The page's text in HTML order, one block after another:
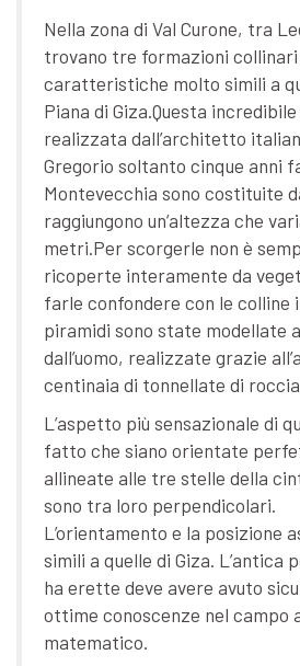
Nella zona di Val Curone, tra
trovano tre formazioni collinari
caratteristiche molto simili a
Piana di Giza.Questa
realizzata dall’architetto
Gregorio soltanto cinque anni
Montevecchia sono costituite
raggiungono un’altezza che
metri.Per scorgerle non è
ricoperte interamente da
farle confondere con le colline
piramidi sono state modellate
dall’uomo, realizzate grazie
centinaia di tonnellate di
L’aspetto più sensazionale di
fatto che siano orientate
allineate alle tre stelle della
sono tra loro perpendicolari.
L’orientamento e la posizione
simili a quelle di Giza. L’antica
ha erette deve avere avuto
ottime conoscenze nel campo
matematico.